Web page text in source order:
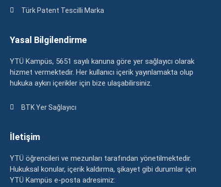
Türk Patent Tescilli Marka
Yasal Bilgilendirme
YTÜ Kampüs, 5651 sayılı kanuna göre yer sağlayıcı olarak
hizmet vermektedir. Her kullanıcı içerik yayınlamakta olup
hukuka aykırı içerikler için bize ulaşabilirsiniz.
BTK Yer Sağlayıcı
İletişim
YTÜ öğrencileri ve mezunları tarafından yönetilmektedir.
Hukuksal konular, içerik kaldırma, şikayet gibi durumlar için
YTÜ Kampüs e-posta adresimiz: